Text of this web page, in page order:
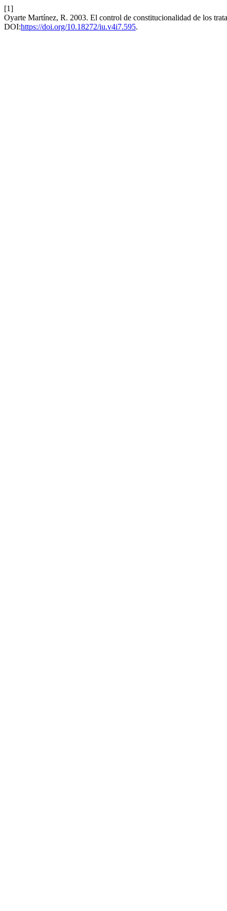
[1]
Oyarte Martínez, R. 2003. El control de constitucionalidad de los
DOI:https://doi.org/10.18272/iu.v4i7.595.